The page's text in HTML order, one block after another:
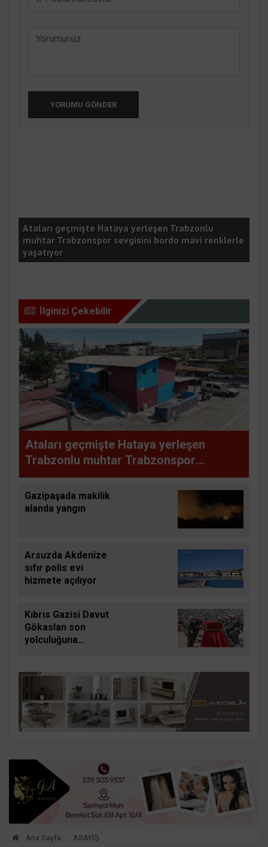
YORUMU GÖNDER
Ataları geçmişte Hataya yerleşen Trabzonlu
muhtar Trabzonspor sevgisini bordo mavi renklerle
yaşatıyor
İlginizi Çekebilir
Ataları geçmişte Hataya yerleşen
Trabzonlu muhtar Trabzonspor
sevgisini bordo mavi renklerle
yaşatıyor
Gazipaşada makilik
alanda yangın
Arsuzda Akdenize
sıfır polis evi
hizmete açılıyor
Kıbrıs Gazisi Davut
Gökaslan son
yolculuğuna
Ana Sayfa ASAYİŞ